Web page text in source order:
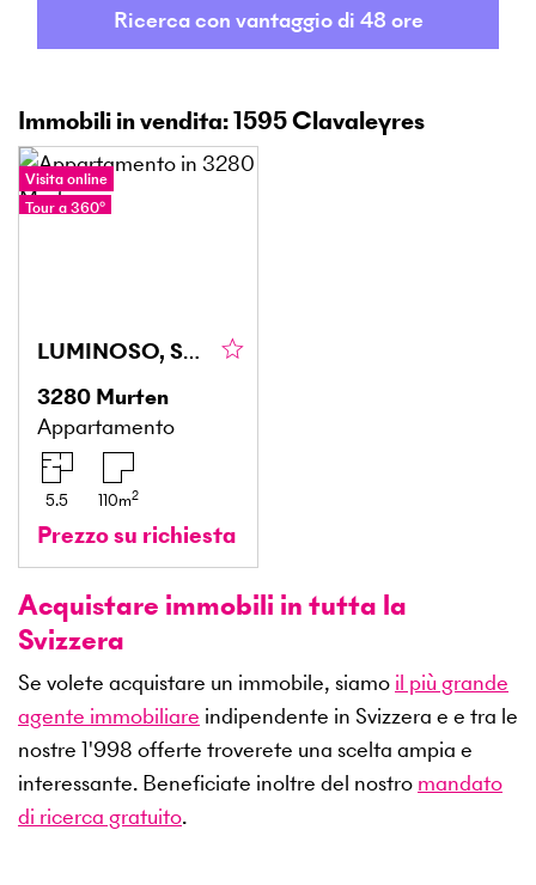
Ricerca con vantaggio di 48 ore
Immobili in vendita: 1595 Clavaleyres
Visita online
Tour a 360°
LUMINOSO, SPAZIOSO E TRANQUILLO
3280 Murten
Appartamento
5.5 110m2
Prezzo su richiesta
Acquistare immobili in tutta la
Svizzera
Se volete acquistare un immobile, siamo il più grande
agente immobiliare indipendente in Svizzera e e tra le
nostre 1'998 offerte troverete una scelta ampia e
interessante. Beneficiate inoltre del nostro mandato
di ricerca gratuito.